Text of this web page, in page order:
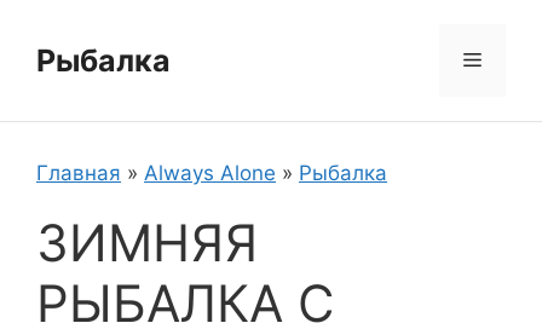
содержимому
Рыбалка Меню
Главная » Always Alone » Рыбалка
ЗИМНЯЯ
РЫБАЛКА С